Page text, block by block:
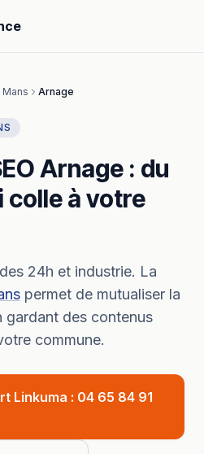
Mans Arnage
Arnage : du
colle à votre
24h et industrie. La
permet de mutualiser la
gardant des contenus
commune.
Linkuma : 04 65 84 91